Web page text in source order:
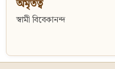
অমৃতত্ব
স্বামী বিবেকানন্দ